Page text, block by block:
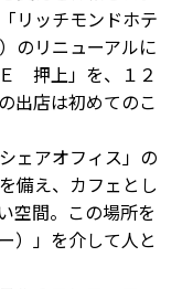
リッチモンドホテ
のリニューアルに
押上」を、１２
出店は初めてのこ
ェアオフィス」の
備え、カフェとし
空間。この場所を
）」を介して人と